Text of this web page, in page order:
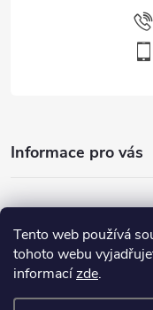
Tento web používá
tohoto webu
informacízde.
Informace pro vás
Nejhledanější
Důležité odkazy